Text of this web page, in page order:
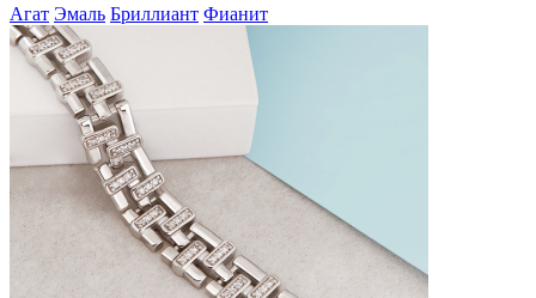
Агат Эмаль Бриллиант Фианит